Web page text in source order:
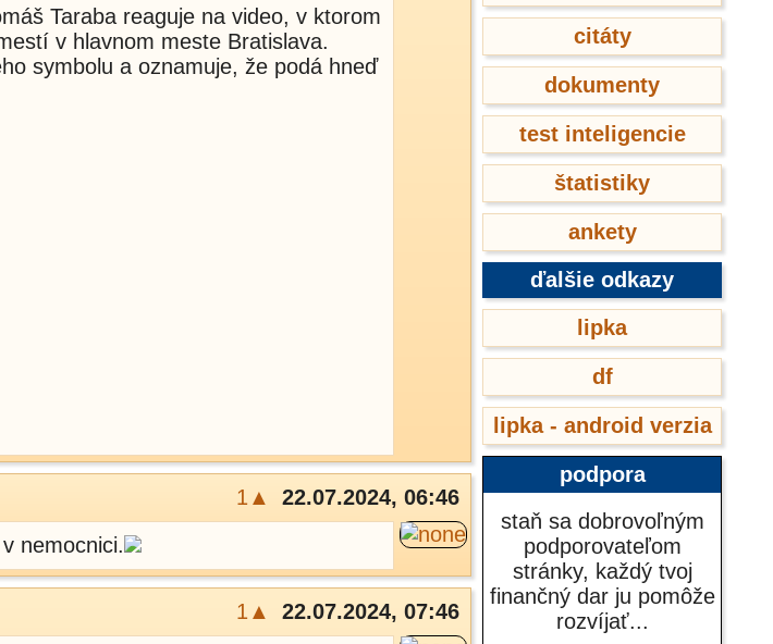
Taraba reaguje na video, v ktorom
v hlavnom meste Bratislava.
symbolu a oznamuje, že podá hneď
1▲
22.07.2024, 06:46
nemocnici.
1▲
22.07.2024, 07:46
citáty
dokumenty
test inteligencie
štatistiky
ankety
ďalšie odkazy
lipka
df
lipka - android verzia
podpora
staň sa dobrovoľným
podporovateľom
stránky, každý tvoj
finančný dar ju pomôže
rozvíjať...